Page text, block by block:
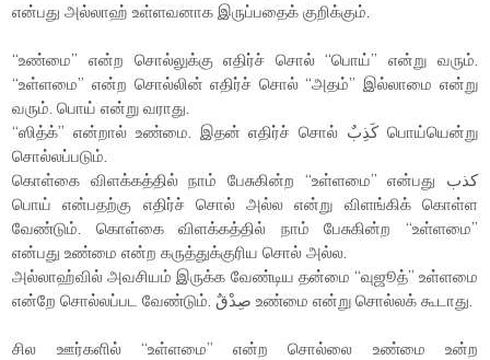
என்பது அல்லாஹ் உள்ளவனாக இருப்பதைக் குறிக்கும்.
“உண்மை” என்ற சொல்லுக்கு எதிர்ச் சொல் “பொய்” என்று வரும்.
“உள்ளமை” என்ற சொல்லின் எதிர்ச் சொல் “அதம்” இல்லாமை என்று
வரும். பொய் என்று வராது.
“ஸித்க்” என்றால் உண்மை. இதன் எதிர்ச் சொல் كَذِبٌ பொய்யென்று
சொல்லப்படும்.
கொள்கை விளக்கத்தில் நாம் பேசுகின்ற “உள்ளமை” என்பது كذب
பொய் என்பதற்கு எதிர்ச் சொல் அல்ல என்று விளங்கிக் கொள்ள
வேண்டும். கொள்கை விளக்கத்தில் நாம் பேசுகின்ற “உள்ளமை”
என்பது உண்மை என்ற கருத்துக்குரிய சொல் அல்ல.
அல்லாஹ்வில் அவசியம் இருக்க வேண்டிய தன்மை “வுஜூத்” உள்ளமை
என்றே சொல்லப்பட வேண்டும். صِدْقٌ உண்மை என்று சொல்லக் கூடாது.
சில ஊர்களில் “உள்ளமை” என்ற சொல்லை உண்மை உன்ற